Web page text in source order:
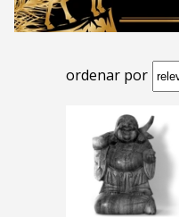
ordenar por